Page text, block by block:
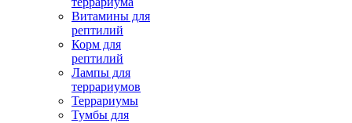
Витамины для
рептилий
Корм для
рептилий
Лампы для
террариумов
Террариумы
Тумбы для